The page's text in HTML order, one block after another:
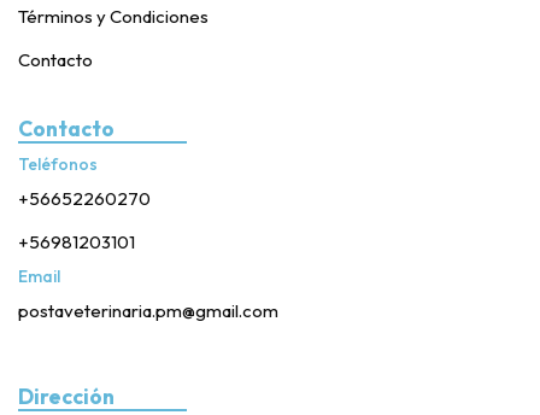
Términos y Condiciones
Contacto
Contacto
Teléfonos
+56652260270
+56981203101
Email
postaveterinaria.pm@gmail.com
Dirección